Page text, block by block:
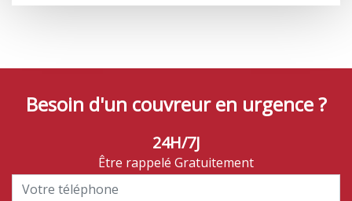
Besoin d'un couvreur en urgence ?
24H/7J
Être rappelé Gratuitement